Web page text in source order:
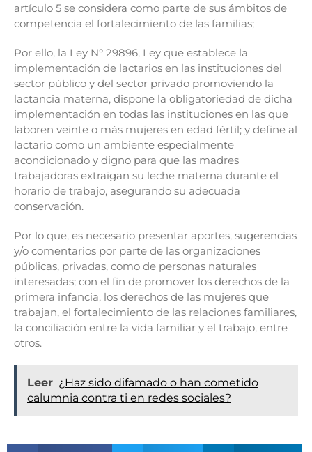
artículo 5 se considera como parte de sus ámbitos de
competencia el fortalecimiento de las familias;
Por ello, la Ley N° 29896, Ley que establece la
implementación de lactarios en las instituciones del
sector público y del sector privado promoviendo la
lactancia materna, dispone la obligatoriedad de dicha
implementación en todas las instituciones en las que
laboren veinte o más mujeres en edad fértil; y define al
lactario como un ambiente especialmente
acondicionado y digno para que las madres
trabajadoras extraigan su leche materna durante el
horario de trabajo, asegurando su adecuada
conservación.
Por lo que, es necesario presentar aportes, sugerencias
y/o comentarios por parte de las organizaciones
públicas, privadas, como de personas naturales
interesadas; con el fin de promover los derechos de la
primera infancia, los derechos de las mujeres que
trabajan, el fortalecimiento de las relaciones familiares,
la conciliación entre la vida familiar y el trabajo, entre
otros.
Leer ¿Haz sido difamado o han cometido
calumnia contra ti en redes sociales?